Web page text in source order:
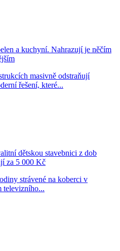
a kuchyní. Nahrazují je něčím
masivně odstraňují
řešení, které...
dětskou stavebnici z dob
za 5 000 Kč
strávené na koberci v
televizního...